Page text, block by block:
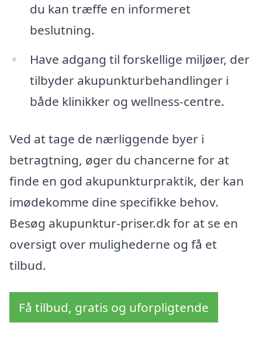
du kan træffe en informeret
beslutning.
Have adgang til forskellige miljøer, der
tilbyder akupunkturbehandlinger i
både klinikker og wellness-centre.
Ved at tage de nærliggende byer i
betragtning, øger du chancerne for at
finde en god akupunkturpraktik, der kan
imødekomme dine specifikke behov.
Besøg akupunktur-priser.dk for at se en
oversigt over mulighederne og få et
tilbud.
Få tilbud, gratis og uforpligtende